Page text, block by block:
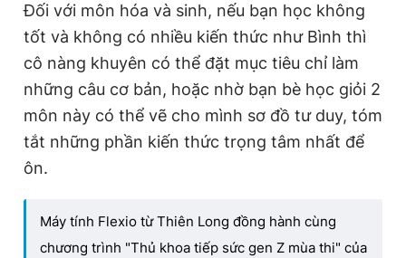
Đối với môn hóa và sinh, nếu bạn học không
tốt và không có nhiều kiến thức như Bình thì
cô nàng khuyên có thể đặt mục tiêu chỉ làm
những câu cơ bản, hoặc nhờ bạn bè học giỏi 2
môn này có thể vẽ cho mình sơ đồ tư duy, tóm
tắt những phần kiến thức trọng tâm nhất để
ôn.
Máy tính Flexio từ Thiên Long đồng hành cùng
chương trình "Thủ khoa tiếp sức gen Z mùa thi" của